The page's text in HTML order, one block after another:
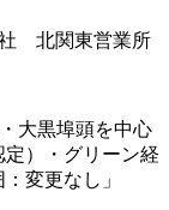
北関東営業所
大黒埠頭を中心
）・グリーン経
変更なし」